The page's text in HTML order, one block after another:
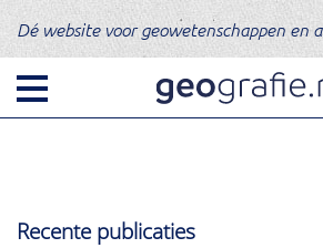
Dé website voor geowetenschappen en
Recente publicaties